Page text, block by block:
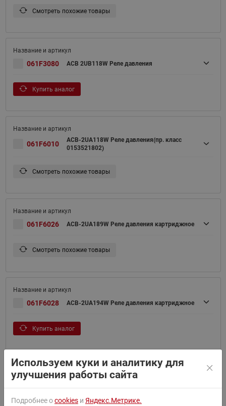
Смотреть похожие товары
061F3080 ACB 2UB118W Реле давления
Купить аналог
061F6010
ACB-2UA118W Реле давления(пр. класс
0153521802)
Смотреть похожие товары
061F6026 ACB-2UA189W Реле давления картриджное
Смотреть похожие товары
061F6028 ACB-2UA194W Реле давления картриджное
Купить аналог
061F6051 ACB-2UA208W Реле давления картриджное
Используем куки и аналитику для
улучшения работы сайта
Подробнее оcookies и Яндекс.Метрике.